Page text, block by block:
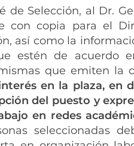
Selección, al Dr.
con copia para el
así como la
estén de acuerdo
que emiten la
en la plaza, en
del puesto y
en redes
seleccionadas